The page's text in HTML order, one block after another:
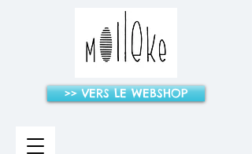
>> VERS LE WEBSHOP